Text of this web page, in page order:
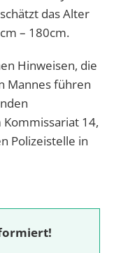
das Alter
– 180cm.
Hinweisen, die
Mannes führen
14,
Polizeistelle in